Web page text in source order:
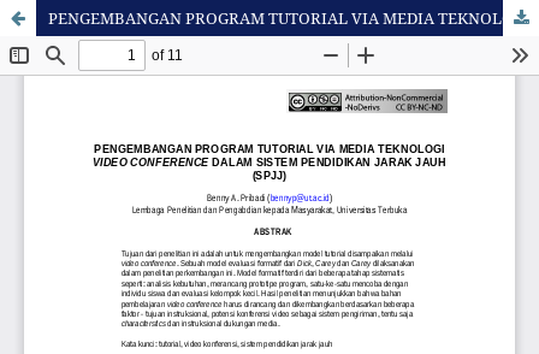
PENGEMBANGAN PROGRAM TUTORIAL VIA MEDIA TEKNOLOGI VIDEO CONFERENCE DALAM SISTEM PENDIDIKAN JARAK JAUH (SPJJ)